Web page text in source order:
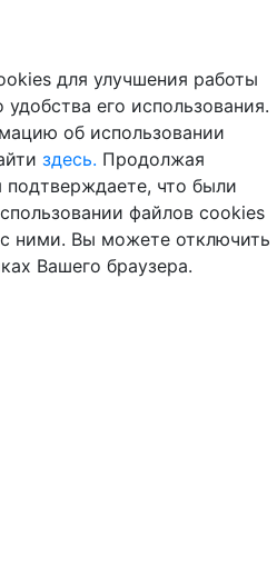
для улучшения работы
его использования.
об использовании
здесь. Продолжая
подтверждаете, что были
файлов cookies
ними. Вы можете отключить
Вашего браузера.